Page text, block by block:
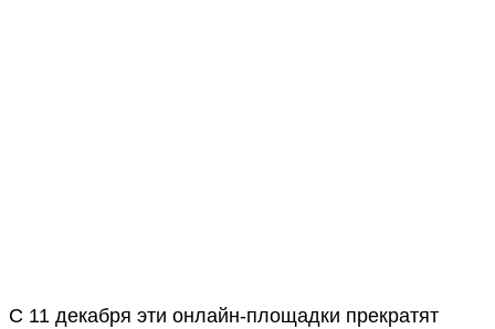
С 11 декабря эти онлайн-площадки прекратят